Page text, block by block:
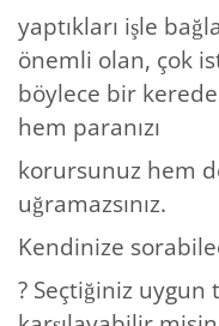
yaptıkları işle
önemli olan, çok
böylece bir kerede
hem paranızı
korursunuz hem
uğramazsınız.
Kendinize
? Seçtiğiniz uygun